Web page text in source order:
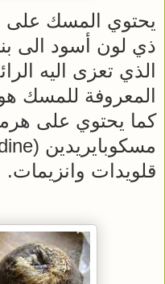
يحتوي المسك على
ذي لون أسود الى
الذي تعزى اليه
كما يحتوي على
قلويدات وانزيمات.